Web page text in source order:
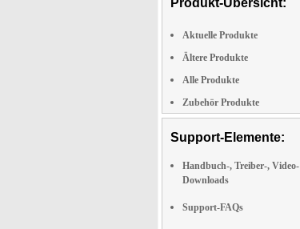
Produkt-Übersicht:
Aktuelle Produkte
Ältere Produkte
Alle Produkte
Zubehör Produkte
Support-Elemente:
Handbuch-, Treiber-, Video-
Downloads
Support-FAQs